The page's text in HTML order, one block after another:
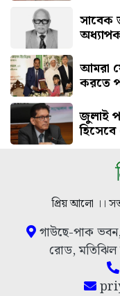
সাবেক
আমরা
করতে
জুলাই
হিসেবে
প্রিয় আলো ।।
গাউছে-পাক
রোড, মতিঝিল